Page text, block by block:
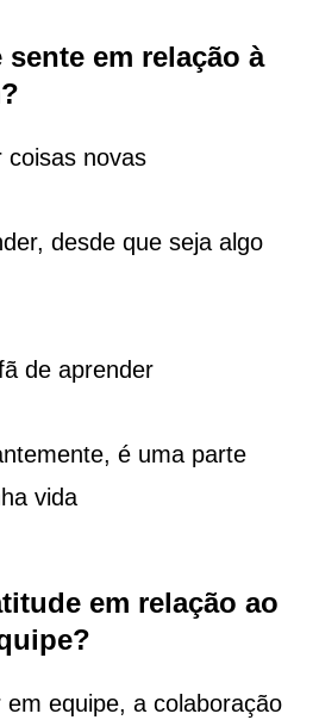
em relação à
coisas novas
desde que seja algo
de aprender
é uma parte
vida
em relação ao
equipe, a colaboração